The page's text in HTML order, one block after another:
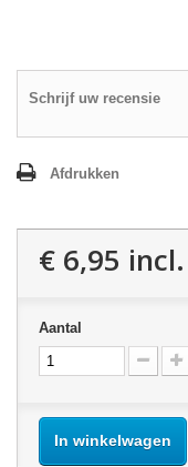
Schrijf uw recensie
Afdrukken
€ 6,95
Aantal
In winkelwagen